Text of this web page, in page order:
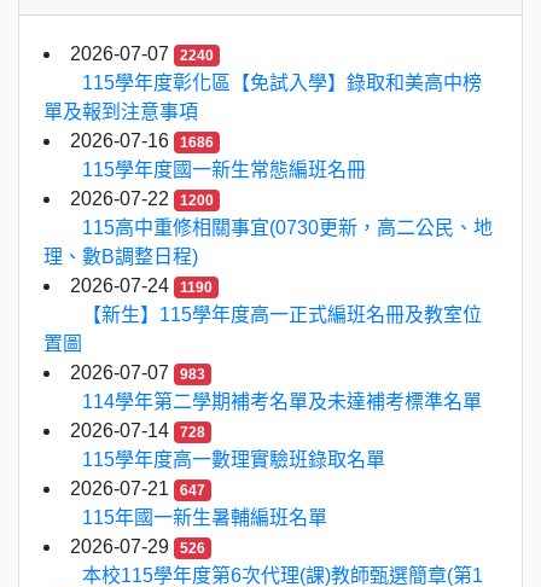
2026-07-07 2240
115學年度彰化區【免試入學】錄取和美高中榜
單及報到注意事項
2026-07-16
1686
115學年度國一新生常態編班名冊
2026-07-22
1200
115高中重修相關事宜(0730更新，高二公民、地
理、數B調整日程)
2026-07-24
1190
【新生】115學年度高一正式編班名冊及教室位
置圖
2026-07-07
983
114學年第二學期補考名單及未達補考標準名單
2026-07-14
728
115學年度高一數理實驗班錄取名單
2026-07-21
647
115年國一新生暑輔編班名單
2026-07-29
526
本校115學年度第6次代理(課)教師甄選簡章(第1